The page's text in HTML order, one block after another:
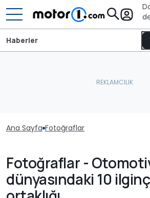
Haberler
Ana Sayfa Fotoğraflar
Fotoğraflar -
dünyasındaki 10